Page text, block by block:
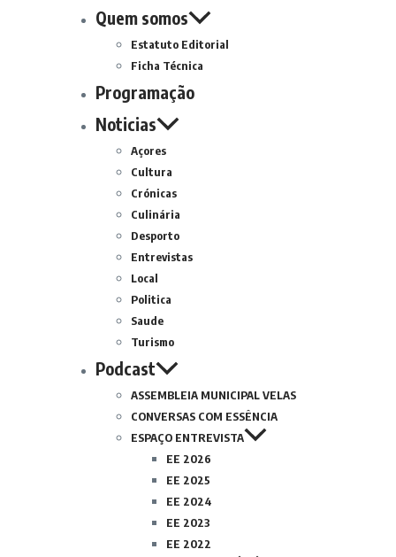
Quem somos
Estatuto Editorial
Ficha Técnica
Programação
Noticias
Açores
Cultura
Crónicas
Culinária
Desporto
Entrevistas
Local
Politica
Saude
Turismo
Podcast
ASSEMBLEIA MUNICIPAL VELAS
CONVERSAS COM ESSÊNCIA
ESPAÇO ENTREVISTA
EE 2026
EE 2025
EE 2024
EE 2023
EE 2022